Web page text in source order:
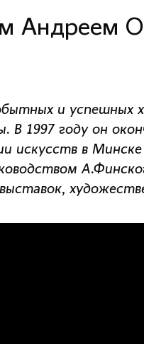
Андреем
и успешных
В 1997 году он
искусств в